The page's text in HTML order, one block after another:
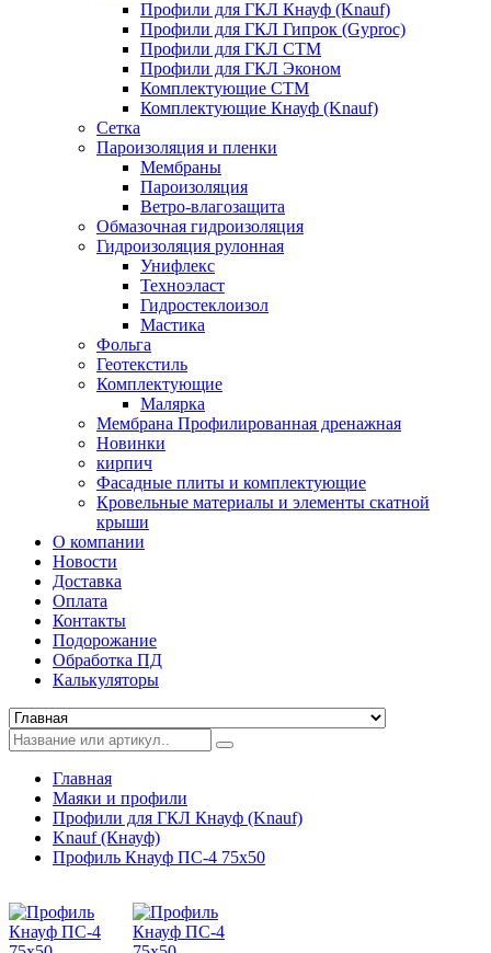
Профили для ГКЛ Кнауф (Knauf)
Профили для ГКЛ Гипрок (Gyproc)
Профили для ГКЛ СТМ
Профили для ГКЛ Эконом
Комплектующие СТМ
Комплектующие Кнауф (Knauf)
Сетка
Пароизоляция и пленки
Мембраны
Пароизоляция
Ветро-влагозащита
Обмазочная гидроизоляция
Гидроизоляция рулонная
Унифлекс
Техноэласт
Гидростеклоизол
Мастика
Фольга
Геотекстиль
Комплектующие
Малярка
Мембрана Профилированная дренажная
Новинки
кирпич
Фасадные плиты и комплектующие
Кровельные материалы и элементы скатной
крыши
О компании
Новости
Доставка
Оплата
Контакты
Подорожание
Обработка ПД
Калькуляторы
Главная
Маяки и профили
Профили для ГКЛ Кнауф (Knauf)
Knauf (Кнауф)
Профиль Кнауф ПС-4 75x50